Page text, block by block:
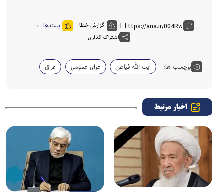
گزارش خطا پسندها : ۰
اشتراک گذاری
برچسب ها: آیت الله فیاض عزای عمومی عراق
اخبار مرتبط